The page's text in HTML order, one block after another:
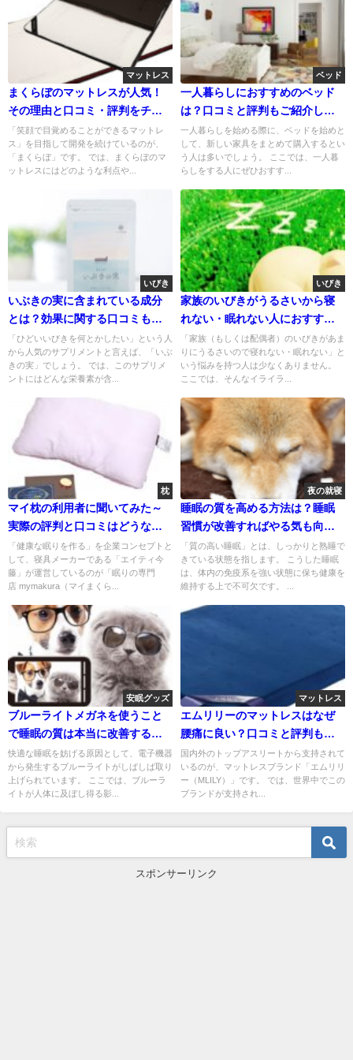
マットレス
まくらぼのマットレスが人気！
その理由と口コミ・評判をチェ
ック
「笑顔で目覚めることができるマットレ
ス」を目指して開発を続けているのが、
「まくらぼ」です。 では、まくらぼのマ
ットレスにはどのような利点や...
ベッド
一人暮らしにおすすめのベッド
は？口コミと評判もご紹介しま
しょう
一人暮らしを始める際に、ベッドを始めと
して、新しい家具をまとめて購入するとい
う人は多いでしょう。 ここでは、一人暮
らしをする人にぜひおすす...
いびき
いぶきの実に含まれている成分
とは？効果に関する口コミも見
てみよう
「ひどいいびきを何とかしたい」という人
から人気のサプリメントと言えば、「いぶ
きの実」でしょう。 では、このサプリメ
ントにはどんな栄養素が含...
いびき
家族のいびきがうるさいから寝
れない・眠れない人におすすめ
の対策
「家族（もしくは配偶者）のいびきがあま
りにうるさいので寝れない・眠れない」と
いう悩みを持つ人は少なくありません。
ここでは、そんなイライラ...
枕
マイ枕の利用者に聞いてみた～
実際の評判と口コミはどうなの
か～
「健康な眠りを作る」を企業コンセプトと
して、寝具メーカーである「エイティ今
藤」が運営しているのが「眠りの専門
店 mymakura（マイまくら...
夜の就寝
睡眠の質を高める方法は？睡眠
習慣が改善すればやる気も向上
する！
「質の高い睡眠」とは、しっかりと熟睡で
きている状態を指します。 こうした睡眠
は、体内の免疫系を強い状態に保ち健康を
維持する上で不可欠です。 ...
安眠グッズ
ブルーライトメガネを使うこと
で睡眠の質は本当に改善するの
か？
快適な睡眠を妨げる原因として、電子機器
から発生するブルーライトがしばしば取り
上げられています。 ここでは、ブルーラ
イトが人体に及ぼし得る影...
マットレス
エムリリーのマットレスはなぜ
腰痛に良い？口コミと評判も確
認しよう
国内外のトップアスリートから支持されて
いるのが、マットレスブランド「エムリリ
ー（MLILY）」です。 では、世界中でこの
ブランドが支持され...
スポンサーリンク